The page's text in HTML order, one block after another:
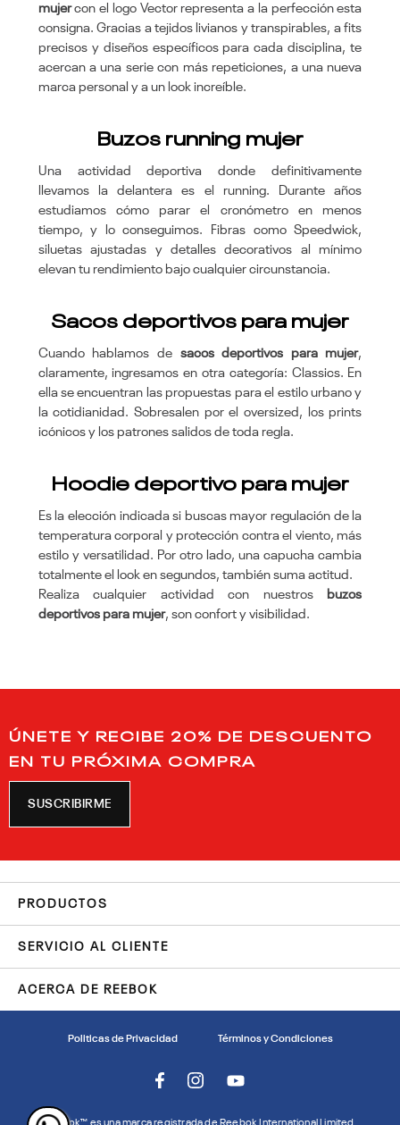
mujercon el logo Vector representa a la perfección esta
consigna. Gracias a tejidos livianos y transpirables, a fits
precisos y diseños específicos para cada disciplina, te
acercan a una serie con más repeticiones, a una nueva
marca personal y a un look increíble.
Buzos running mujer
Una actividad deportiva donde definitivamente
llevamos la delantera es el running. Durante años
estudiamos cómo parar el cronómetro en menos
tiempo, y lo conseguimos. Fibras como Speedwick,
siluetas ajustadas y detalles decorativos al mínimo
elevan tu rendimiento bajo cualquier circunstancia.
Sacos deportivos para mujer
Cuando hablamos de sacos deportivos para mujer,
claramente, ingresamos en otra categoría: Classics. En
ella se encuentran las propuestas para el estilo urbano y
la cotidianidad. Sobresalen por el oversized, los prints
icónicos y los patrones salidos de toda regla.
Hoodie deportivo para mujer
Es la elección indicada si buscas mayor regulación de la
temperatura corporal y protección contra el viento, más
estilo y versatilidad. Por otro lado, una capucha cambia
totalmente el look en segundos, también suma actitud.
Realiza cualquier actividad con nuestros
buzos
deportivos para mujer, son confort y visibilidad.
ÚNETE Y RECIBE 20% DE DESCUENTO
EN TU PRÓXIMA COMPRA
SUSCRIBIRME
PRODUCTOS
SERVICIO AL CLIENTE
ACERCA DE REEBOK
Politicas de Privacidad Términos y Condiciones